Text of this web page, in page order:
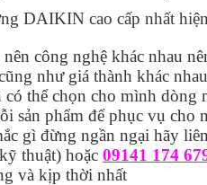
DAIKIN cao cấp nhất
công nghệ khác nhau
như giá thành khác
có thể chọn cho mình dòng
sản phẩm để phục vụ cho
gì đừng ngần ngại hãy
thuật) hoặc 09141 174
và kịp thời nhất